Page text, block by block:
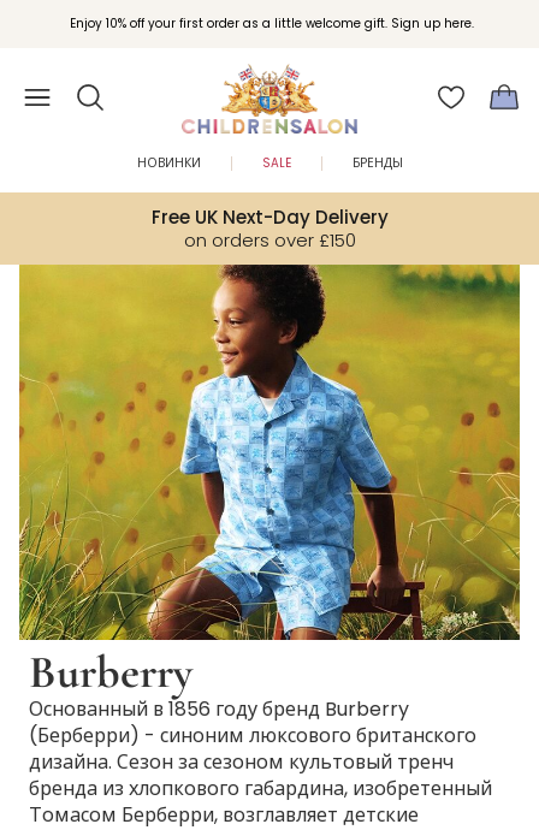
Enjoy 10% off your first order as a little welcome gift. Sign up here.
Вступайте в клуб Бонусы Childrensalon для эксклюзивных привилегий при
покупках.
Free UK Next-Day Delivery
on orders over £150
НОВИНКИ SALE БРЕНДЫ
Burberry
Основанный в 1856 году бренд Burberry
(Берберри) - синоним люксового британского
дизайна. Сезон за сезоном культовый тренч
бренда из хлопкового габардина, изобретенный
Томасом Берберри, возглавляет детские